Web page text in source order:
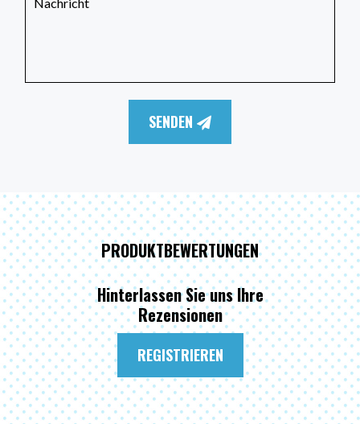
SENDEN
PRODUKTBEWERTUNGEN
Hinterlassen Sie uns Ihre
Rezensionen
REGISTRIEREN